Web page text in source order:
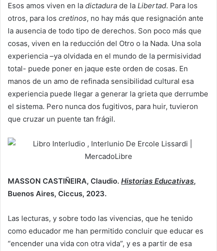
Esos amos viven en la dictadura de la Libertad. Para los
otros, para los cretinos, no hay más que resignación ante
la ausencia de todo tipo de derechos. Son poco más que
cosas, viven en la reducción del Otro o la Nada. Una sola
experiencia –ya olvidada en el mundo de la permisividad
total- puede poner en jaque este orden de cosas. En
manos de un amo de refinada sensibilidad cultural esa
experiencia puede llegar a generar la grieta que derrumbe
el sistema. Pero nunca dos fugitivos, para huir, tuvieron
que cruzar un puente tan frágil.
MASSON CASTIÑEIRA, Claudio. Historias Educativas,
Buenos Aires, Ciccus, 2023.
Las lecturas, y sobre todo las vivencias, que he tenido
como educador me han permitido concluir que educar es
“encender una vida con otra vida”, y es a partir de esa